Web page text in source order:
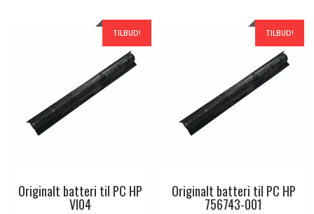
TILBUD!
Originalt batteri til PC HP
VI04
TILBUD!
Originalt batteri til PC HP
756743-001